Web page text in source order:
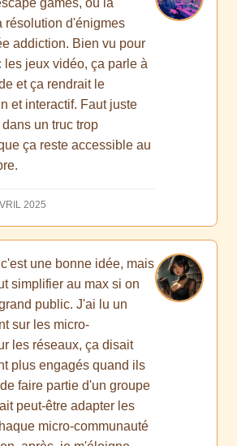
games, où la
résolution d'énigmes
addiction. Bien vu pour
les jeux vidéo, ça parle à
et ça rendrait le
et interactif. Faut juste
un truc trop
ça reste accessible au
2025
une bonne idée, mais
simplifier au max si on
public. J'ai lu un
sur les micro-
les réseaux, ça disait
plus engagés quand ils
faire partie d'un groupe
peut-être adapter les
micro-communauté